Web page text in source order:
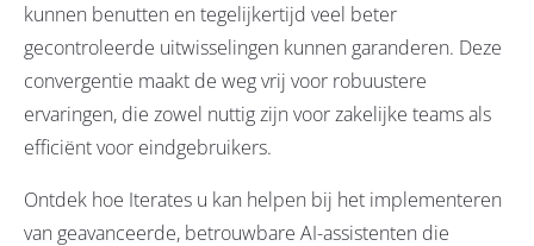
kunnen benutten en tegelijkertijd veel beter
gecontroleerde uitwisselingen kunnen garanderen. Deze
convergentie maakt de weg vrij voor robuustere
ervaringen, die zowel nuttig zijn voor zakelijke teams als
efficiënt voor eindgebruikers.
Ontdek hoe Iterates u kan helpen bij het implementeren
van geavanceerde, betrouwbare AI-assistenten die